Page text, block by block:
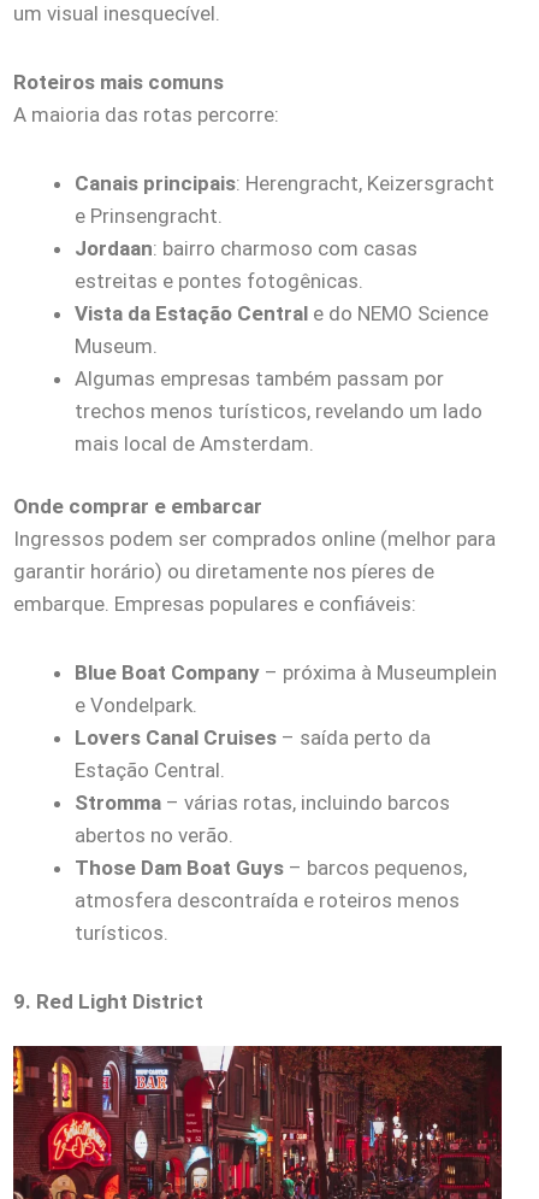
um visual inesquecível.
Roteiros mais comuns
A maioria das rotas percorre:
Canais principais: Herengracht, Keizersgracht
e Prinsengracht.
Jordaan: bairro charmoso com casas
estreitas e pontes fotogênicas.
Vista da Estação Central e do NEMO Science
Museum.
Algumas empresas também passam por
trechos menos turísticos, revelando um lado
mais local de Amsterdam.
Onde comprar e embarcar
Ingressos podem ser comprados online (melhor para
garantir horário) ou diretamente nos píeres de
embarque. Empresas populares e confiáveis:
Blue Boat Company – próxima à Museumplein
e Vondelpark.
Lovers Canal Cruises – saída perto da
Estação Central.
Stromma – várias rotas, incluindo barcos
abertos no verão.
Those Dam Boat Guys – barcos pequenos,
atmosfera descontraída e roteiros menos
turísticos.
9. Red Light District